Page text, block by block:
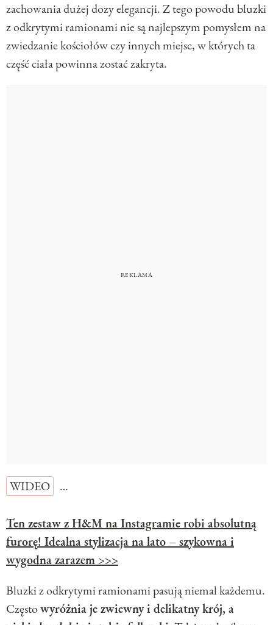
zachowania dużej dozy elegancji. Z tego powodu bluzki
z odkrytymi ramionami nie są najlepszym pomysłem na
zwiedzanie kościołów czy innych miejsc, w których ta
część ciała powinna zostać zakryta.
WIDEO …
Ten zestaw z H&M na Instagramie robi absolutną
furorę! Idealna stylizacja na lato – szykowna i
wygodna zarazem >>>
Bluzki z odkrytymi ramionami pasują niemal każdemu.
Częstowyróżnia je zwiewny i delikatny krój, a